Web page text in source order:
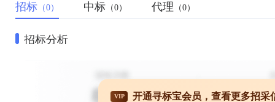
招标 （0） 中标 （0） 代理 （0）
招标分析
VIP 开通寻标宝会员，查看更多招采